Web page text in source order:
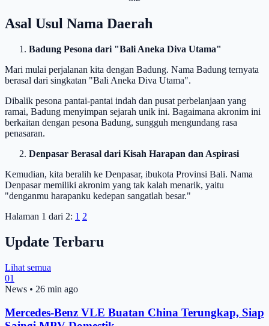
Asal Usul Nama Daerah
Badung Pesona dari "Bali Aneka Diva Utama"
Mari mulai perjalanan kita dengan Badung. Nama Badung ternyata
berasal dari singkatan "Bali Aneka Diva Utama".
Dibalik pesona pantai-pantai indah dan pusat perbelanjaan yang
ramai, Badung menyimpan sejarah unik ini. Bagaimana akronim ini
berkaitan dengan pesona Badung, sungguh mengundang rasa
penasaran.
Denpasar Berasal dari Kisah Harapan dan Aspirasi
Kemudian, kita beralih ke Denpasar, ibukota Provinsi Bali. Nama
Denpasar memiliki akronim yang tak kalah menarik, yaitu
"denganmu harapanku kedepan sangatlah besar."
Halaman 1 dari 2: 1 2
Update Terbaru
Lihat semua
01
News • 26 min ago
Mercedes-Benz VLE Buatan China Terungkap, Siap